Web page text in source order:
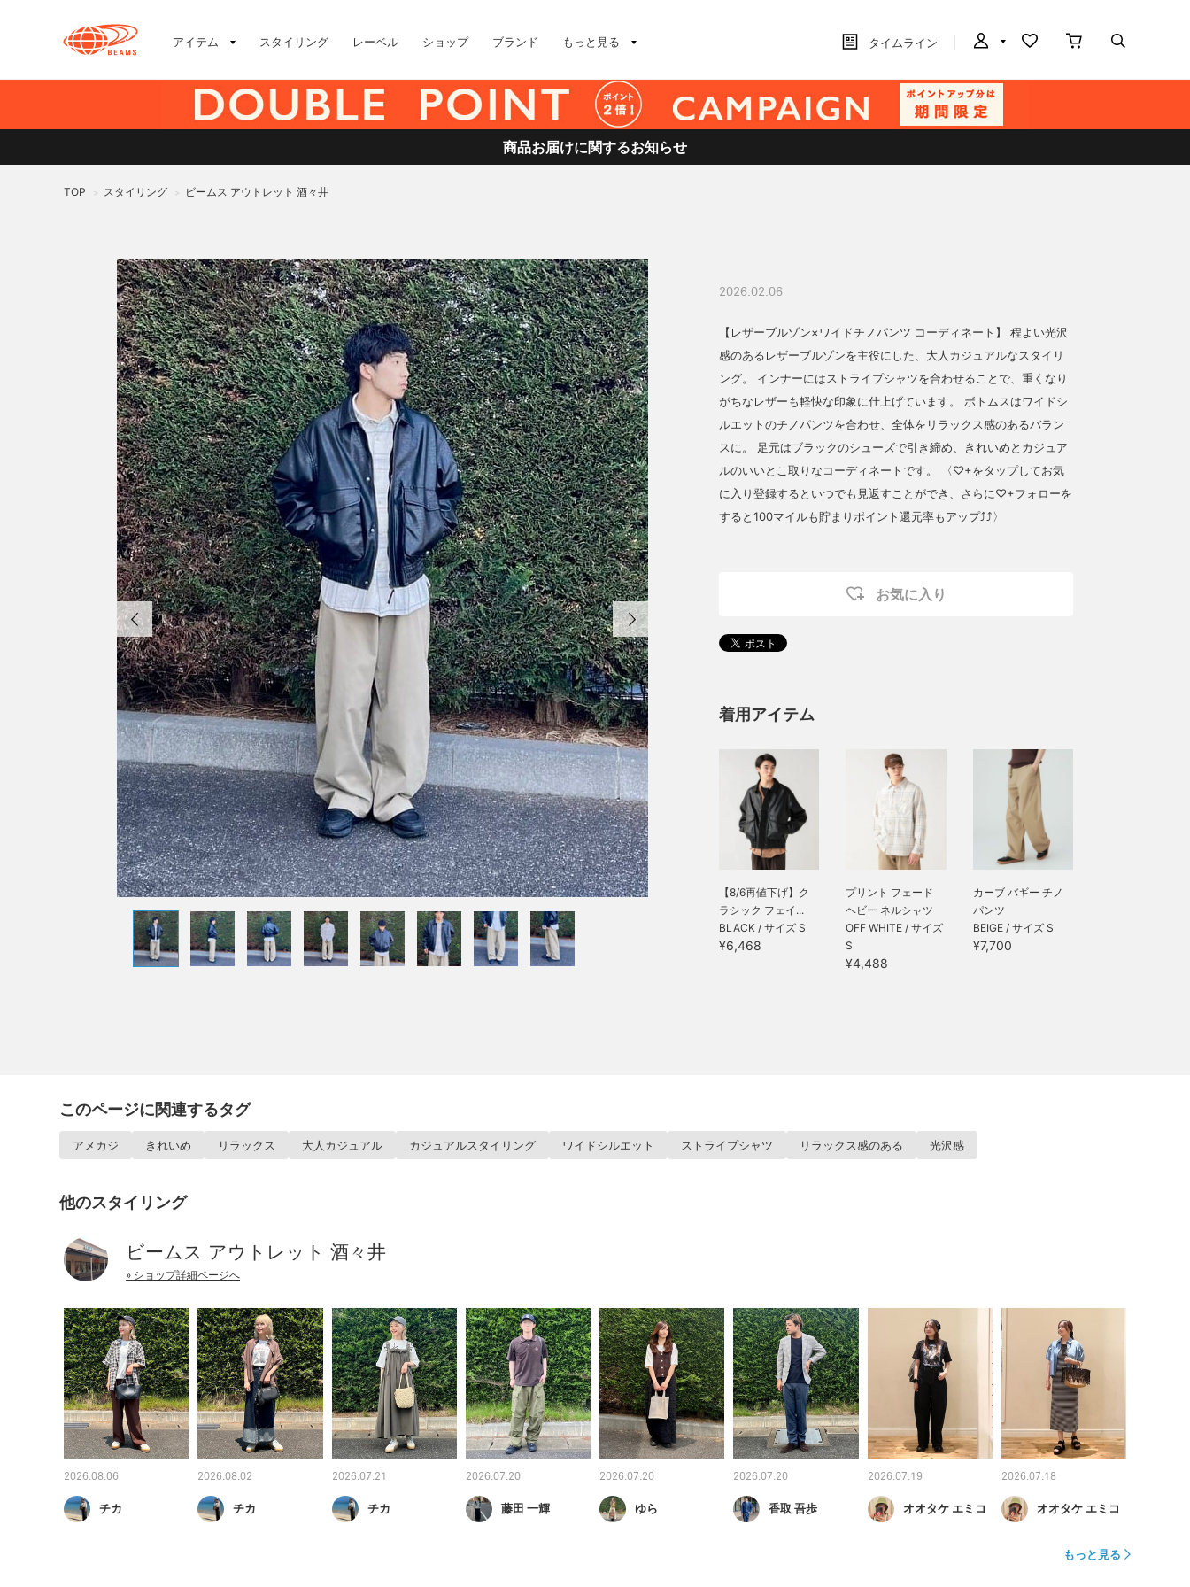
アイテム スタイリング レーベル ショップ ブランド もっと見る タイムライン
商品お届けに関するお知らせ
TOP > スタイリング > ビームス アウトレット 酒々井
2026.02.06
【レザーブルゾン×ワイドチノパンツ コーディネート】 程よい光沢
感のあるレザーブルゾンを主役にした、大人カジュアルなスタイリ
ング。 インナーにはストライプシャツを合わせることで、重くなり
がちなレザーも軽快な印象に仕上げています。 ボトムスはワイドシ
ルエットのチノパンツを合わせ、全体をリラックス感のあるバラン
スに。 足元はブラックのシューズで引き締め、きれいめとカジュア
ルのいいとこ取りなコーディネートです。 〈♡+をタップしてお気
に入り登録するといつでも見返すことができ、さらに♡+フォローを
すると100マイルも貯まりポイント還元率もアップ⤴︎⤴︎〉
お気に入り
着用アイテム
【8/6再値下げ】ク
ラシック フェイ...
BLACK / サイズ S
¥6,468
プリント フェード
ヘビー ネルシャツ
OFF WHITE / サイズ
S
¥4,488
カーブ バギー チノ
パンツ
BEIGE / サイズ S
¥7,700
このページに関連するタグ
アメカジ きれいめ リラックス 大人カジュアル カジュアルスタイリング ワイドシルエット ストライプシャツ リラックス感のある 光沢感
他のスタイリング
ビームス アウトレット 酒々井
» ショップ詳細ページへ
2026.08.06
チカ
2026.08.02
チカ
2026.07.21
チカ
2026.07.20
藤田 一輝
2026.07.20
ゆら
2026.07.20
香取 吾歩
2026.07.19
オオタケ エミコ
2026.07.18
オオタケ エミコ
もっと見る